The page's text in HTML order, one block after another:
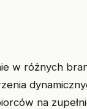
w różnych
na